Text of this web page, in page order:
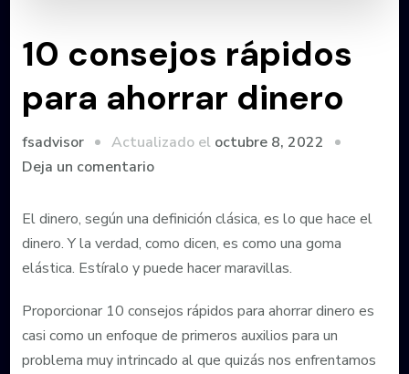
10 consejos rápidos
para ahorrar dinero
fsadvisor Actualizado el octubre 8, 2022
Deja un comentarioen
consejos
rápidos
para
dinero
El dinero, según una definición clásica, es lo que hace el
dinero. Y la verdad, como dicen, es como una goma
elástica. Estíralo y puede hacer maravillas.
Proporcionar 10 consejos rápidos para ahorrar dinero es
casi como un enfoque de primeros auxilios para un
problema muy intrincado al que quizás nos enfrentamos